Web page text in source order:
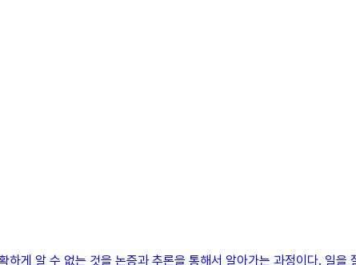
게 알 수 없는 것을 논증과 추론을 통해서 알아가는 과정이다. 일을